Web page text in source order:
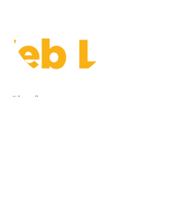
Piattaforma